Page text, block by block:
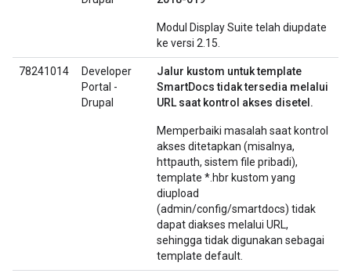
Modul Display Suite telah diupdate
ke versi 2.15.
78241014
Developer
Portal -
Drupal
Jalur kustom untuk template
SmartDocs tidak tersedia melalui
URL saat kontrol akses disetel.
Memperbaiki masalah saat kontrol
akses ditetapkan (misalnya,
httpauth, sistem file pribadi),
template *.hbr kustom yang
diupload
(admin/config/smartdocs) tidak
dapat diakses melalui URL,
sehingga tidak digunakan sebagai
template default.